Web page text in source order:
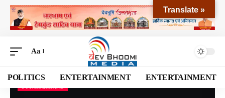
Aa
POLITICS ENTERTAINMENT ENTERTAINMENT
Translate »